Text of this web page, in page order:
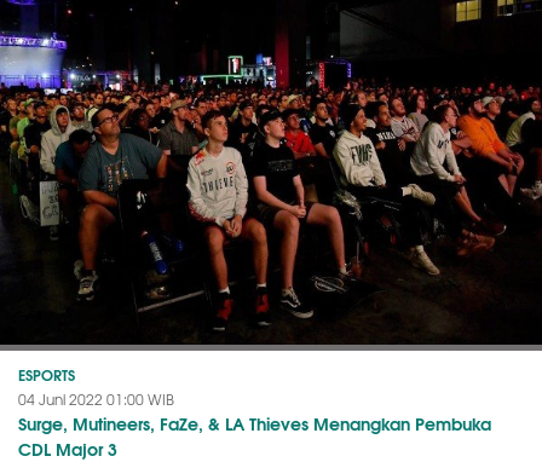
ESPORTS
04 Juni 2022 01:00 WIB
Surge, Mutineers, FaZe, & LA Thieves Menangkan Pembuka
CDL Major 3